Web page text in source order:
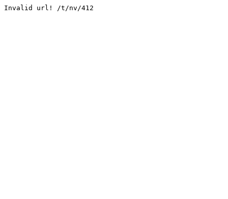
Invalid url! /t/nv/412